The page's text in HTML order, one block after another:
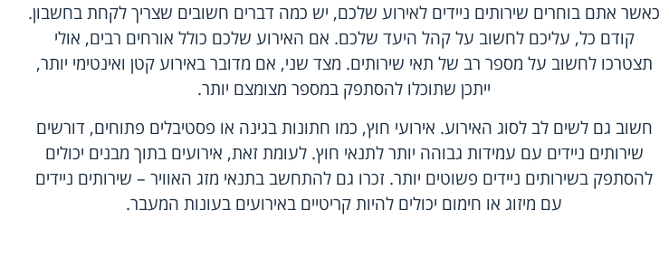
כאשר אתם בוחרים שירותים ניידים לאירוע שלכם, יש כמה דברים חשובים שצריך לקחת בחשבון.
קודם כל, עליכם לחשוב על קהל היעד שלכם. אם האירוע שלכם כולל אורחים רבים, אולי
תצטרכו לחשוב על מספר רב של תאי שירותים. מצד שני, אם מדובר באירוע קטן ואינטימי יותר,
ייתכן שתוכלו להסתפק במספר מצומצם יותר.
חשוב גם לשים לב לסוג האירוע. אירועי חוץ, כמו חתונות בגינה או פסטיבלים פתוחים, דורשים
שירותים ניידים עם עמידות גבוהה יותר לתנאי חוץ. לעומת זאת, אירועים בתוך מבנים יכולים
להסתפק בשירותים ניידים פשוטים יותר. זכרו גם להתחשב בתנאי מזג האוויר – שירותים ניידים
עם מיזוג או חימום יכולים להיות קריטיים באירועים בעונות המעבר.